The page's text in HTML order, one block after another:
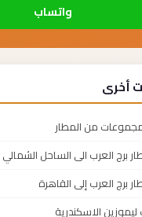
واتساب
أخرى
من المطار
برج العرب الى الساحل الشمالي
برج العرب إلى القاهرة
الاسكندرية